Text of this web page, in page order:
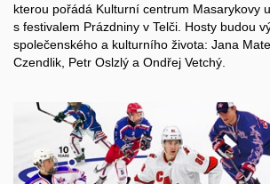
kterou pořádá Kulturní centrum Masarykovy
s festivalem Prázdniny v Telči. Hosty budou
společenského a kulturního života: Jana
Czendlik, Petr Oslzlý a Ondřej Vetchý.